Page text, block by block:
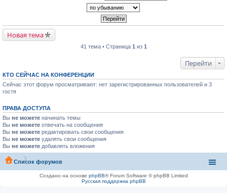
Новая тема
41 тема • Страница 1 из 1
Перейти
КТО СЕЙЧАС НА КОНФЕРЕНЦИИ
Сейчас этот форум просматривают: нет зарегистрированных пользователей и 3
гостя
ПРАВА ДОСТУПА
Вы не можете начинать темы
Вы не можете отвечать на сообщения
Вы не можете редактировать свои сообщения
Вы не можете удалять свои сообщения
Вы не можете добавлять вложения
Список форумов
Создано на основе phpBB® Forum Software © phpBB Limited
Русская поддержка phpBB